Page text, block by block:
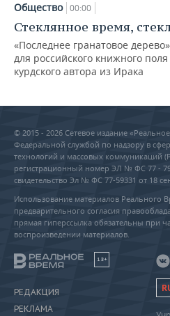
Общество 00:00
Стеклянное время,
«Последнее гранатовое
для российского книжного
курдского автора из Ирака
© 2015 - 2026 Сетевое издание
Федеральной службой по надзору в
технологий и массовых коммуникаций
регистрационный номер ЭЛ № ФС 77 -
свидетельство Эл № ФС 77-59331 от 18
Использование материалов Реального
предварительного согласия
прямая гиперссылка обязательны при
воспроизведении материалов.
18+
РЕДАКЦИЯ
РЕКЛАМА